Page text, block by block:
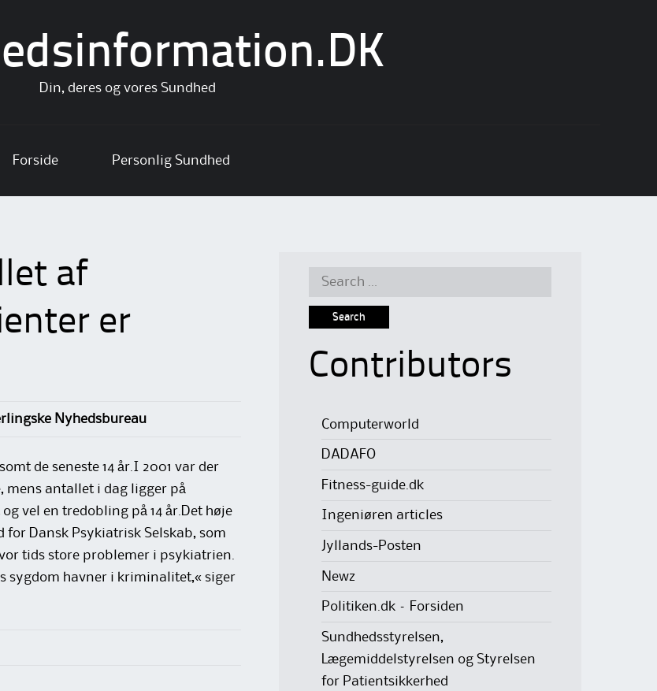
Din, deres og vores Sundhed
Forside Personlig Sundhed
af
er
Nyhedsbureau
de seneste 14 år.I 2001 var der
mens antallet i dag ligger på
vel en tredobling på 14 år.Det høje
Dansk Psykiatrisk Selskab, som
tids store problemer i psykiatrien.
sygdom havner i kriminalitet,« siger
Search
Contributors
Computerworld
DADAFO
Fitness-guide.dk
Ingeniøren articles
Jyllands-Posten
Newz
Politiken.dk – Forsiden
Sundhedsstyrelsen,
Lægemiddelstyrelsen og Styrelsen
for Patientsikkerhed